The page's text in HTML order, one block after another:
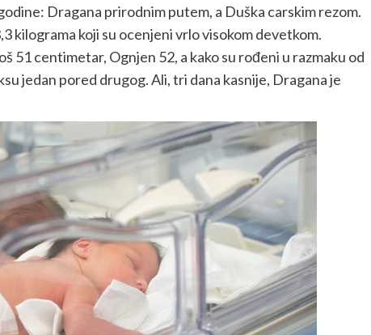
Dragana prirodnim putem, a Duška carskim rezom.
kilograma koji su ocenjeni vrlo visokom devetkom.
51 centimetar, Ognjen 52, a kako su rođeni u razmaku od
jedan pored drugog. Ali, tri dana kasnije, Dragana je